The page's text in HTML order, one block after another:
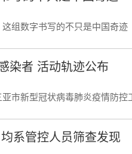
组数字书写的不只是中国
染者 活动轨迹公布
新型冠状病毒肺炎疫情防控
系管控人员筛查发现